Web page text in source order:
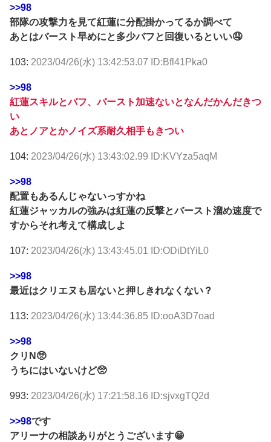
>>98
部隊の攻撃力を見て紅蓮に分配掛かってるか調べて
あとはバースト早めにと多少バフと回復いるといい🤤
103: 2023/04/26(水) 13:42:53.07 ID:Bfl41Pka0
>>98
紅蓮スキルとバフ、バースト加速ないとなんだかんだきつ
い
あとノアとかノイズ系耐久相手もきつい
104: 2023/04/26(水) 13:43:02.99 ID:KVYza5aqM
>>98
配置もあるんじゃないっすかね
紅蓮ジャッカルの強みは紅蓮の反撃とバースト溜め速度で
すからそれ考えて構成しよ
107: 2023/04/26(水) 13:43:45.01 ID:ODiDtYiL0
>>98
最近はクリエヌも居ないと押しきれなくない？
113: 2023/04/26(水) 13:44:36.85 ID:ooA3D7oad
>>98
クリN🥺
うちにはいないけど🥺
993: 2023/04/26(水) 17:21:58.16 ID:sjvxgTQ2d
>>98です
アリーナの相談ありがとうございます😁